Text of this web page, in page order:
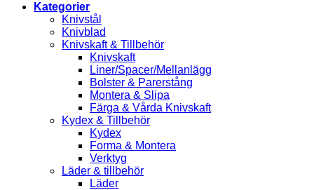
Kategorier
Knivstål
Knivblad
Knivskaft & Tillbehör
Knivskaft
Liner/Spacer/Mellanlägg
Bolster & Parerstång
Montera & Slipa
Färga & Vårda Knivskaft
Kydex & Tillbehör
Kydex
Forma & Montera
Verktyg
Läder & tillbehör
Läder